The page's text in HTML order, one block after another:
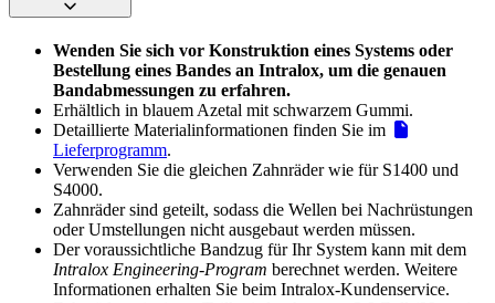
Wenden Sie sich vor Konstruktion eines Systems oder
Bestellung eines Bandes an Intralox, um die genauen
Bandabmessungen zu erfahren.
Erhältlich in blauem Azetal mit schwarzem Gummi.
Detaillierte Materialinformationen finden Sie im
Lieferprogramm.
Verwenden Sie die gleichen Zahnräder wie für S1400 und
S4000.
Zahnräder sind geteilt, sodass die Wellen bei Nachrüstungen
oder Umstellungen nicht ausgebaut werden müssen.
Der voraussichtliche Bandzug für Ihr System kann mit dem
Intralox Engineering-Program berechnet werden. Weitere
Informationen erhalten Sie beim Intralox-Kundenservice.